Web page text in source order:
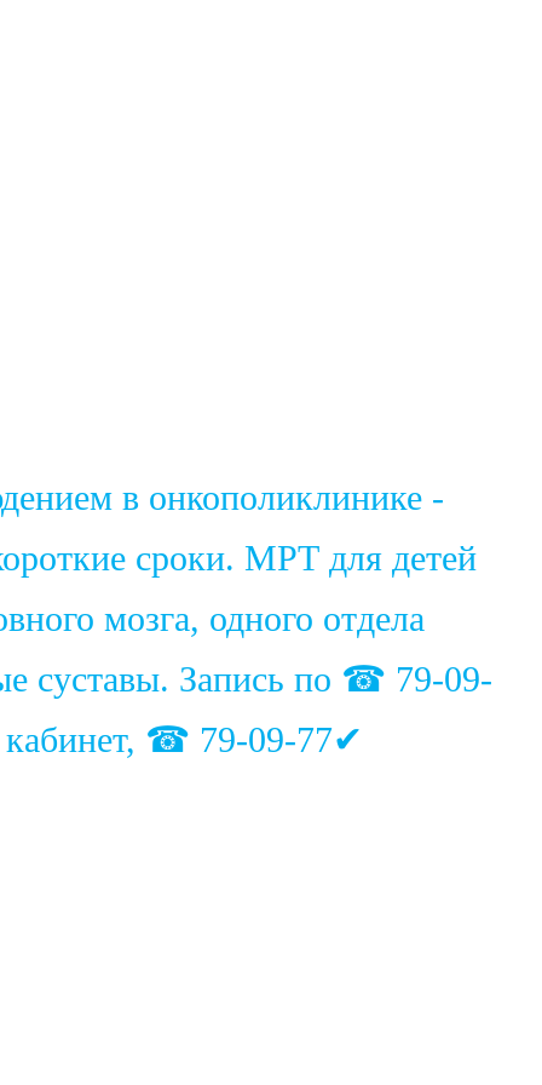
в онкополиклинике -
сроки. МРТ для детей
мозга, одного отдела
суставы. Запись по ☎ 79-09-
кабинет, ☎ 79-09-77✔